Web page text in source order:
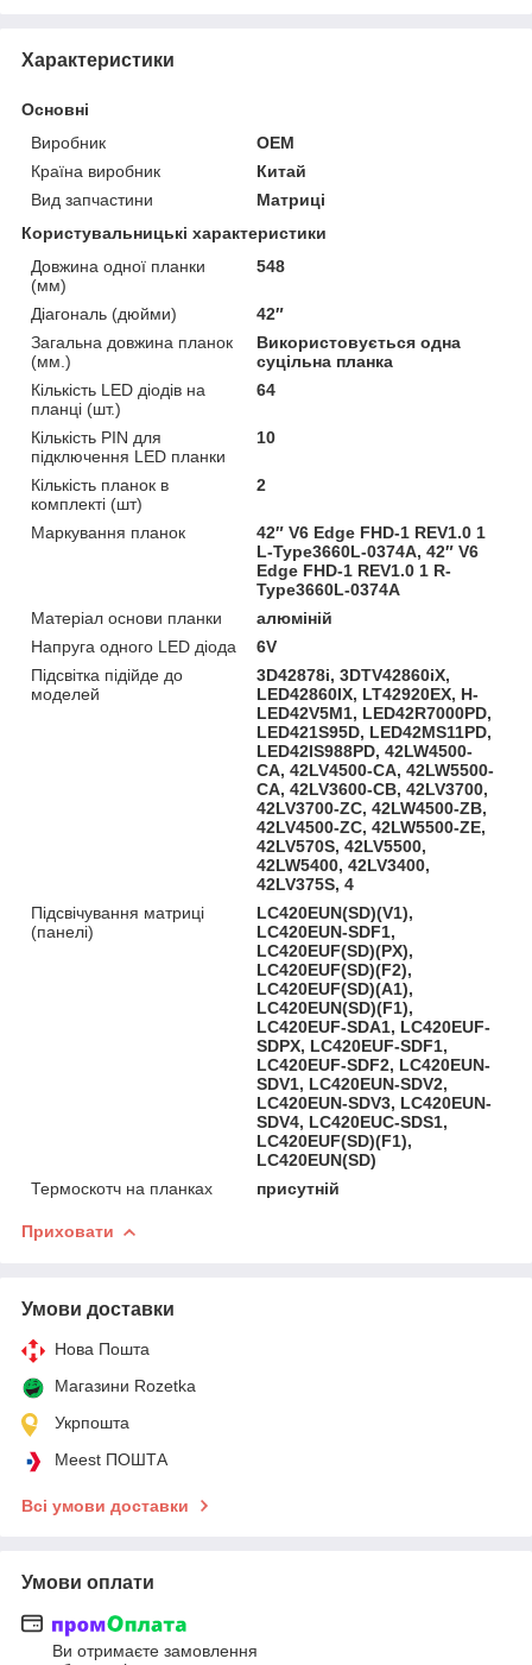
Характеристики
Основні
Виробник
OEM
Країна виробник
Китай
Вид запчастини
Матриці
Користувальницькі характеристики
Довжина одної планки
(мм)
548
Діагональ (дюйми)
42″
Загальна довжина планок
(мм.)
Використовується одна
суцільна планка
Кількість LED діодів на
планці (шт.)
64
Кількість PIN для
підключення LED планки
10
Кількість планок в
комплекті (шт)
2
Маркування планок
42″ V6 Edge FHD-1 REV1.0 1
L-Type3660L-0374A, 42″ V6
Edge FHD-1 REV1.0 1 R-
Type3660L-0374A
Матеріал основи планки
алюміній
Напруга одного LED діода
6V
Підсвітка підійде до
моделей
3D42878i, 3DTV42860iX,
LED42860IX, LT42920EX, H-
LED42V5M1, LED42R7000PD,
LED421S95D, LED42MS11PD,
LED42IS988PD, 42LW4500-
CA, 42LV4500-CA, 42LW5500-
CA, 42LV3600-CB, 42LV3700,
42LV3700-ZC, 42LW4500-ZB,
42LV4500-ZC, 42LW5500-ZE,
42LV570S, 42LV5500,
42LW5400, 42LV3400,
42LV375S, 4
Підсвічування матриці
(панелі)
LC420EUN(SD)(V1),
LC420EUN-SDF1,
LC420EUF(SD)(PX),
LC420EUF(SD)(F2),
LC420EUF(SD)(A1),
LC420EUN(SD)(F1),
LC420EUF-SDA1, LC420EUF-
SDPX, LC420EUF-SDF1,
LC420EUF-SDF2, LC420EUN-
SDV1, LC420EUN-SDV2,
LC420EUN-SDV3, LC420EUN-
SDV4, LC420EUC-SDS1,
LC420EUF(SD)(F1),
LC420EUN(SD)
Термоскотч на планках
присутній
Приховати
Умови доставки
Нова Пошта
Магазини Rozetka
Укрпошта
Meest ПОШТА
Всі умови доставки
Умови оплати
Ви отримаєте замовлення